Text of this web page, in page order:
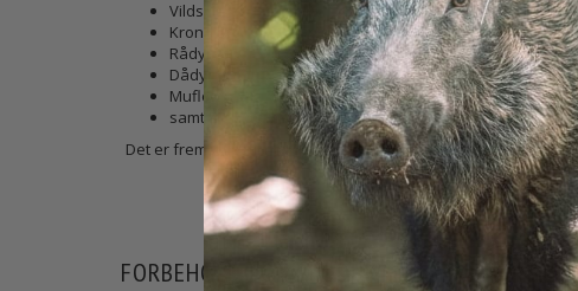
Vildsvin
Kronhjort
Rådyr
Dådyr
Muflon
samt Ræv og mår
Det er fremstillet til hovedsagligt at beskytte afgrøder, træer
FORBEHOLD FOR PRODUKTINFORMATION